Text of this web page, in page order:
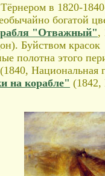
в 1820-
богатой
"Отважный",
Буйством красок
полотна этого
Национальная
на корабле" (1842,